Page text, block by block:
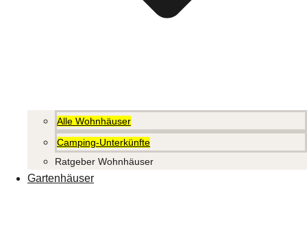
Alle Wohnhäuser
Camping-Unterkünfte
Ratgeber Wohnhäuser
Gartenhäuser